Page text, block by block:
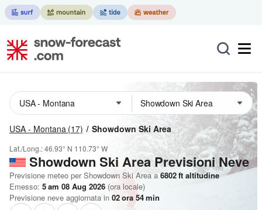
USA - Montana (17) Showdown Ski Area
Lat./Long.:46.93° N 110.73° W
Showdown Ski Area Previsioni Neve
Previsione meteo per Showdown Ski Area a 6802ft altitudine
Emesso: 5 am 08 Aug 2026 (ora locale)
Previsione neve aggiornata in 02ora 54min